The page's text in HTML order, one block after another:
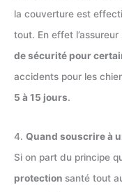
la couverture est
tout. En effet
de sécurité pour
accidents pour les
5 à 15 jours.
4. Quand souscrire à
Si on part du principe
protection santé tout